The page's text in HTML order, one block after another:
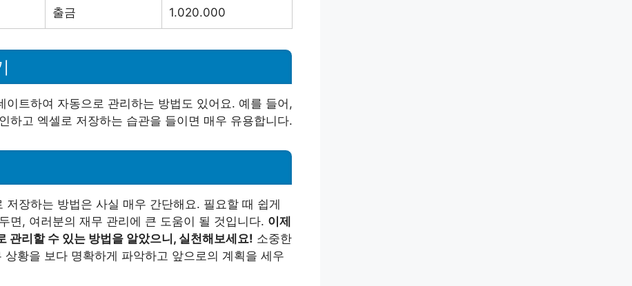
출금 1.020.000
트하여 자동으로 관리하는 방법도 있어요. 예를 들어,
하고 엑셀로 저장하는 습관을 들이면 매우 유용합니다.
장하는 방법은 사실 매우 간단해요. 필요할 때 쉽게
면, 여러분의 재무 관리에 큰 도움이 될 것입니다. 이제
관리할 수 있는 방법을 알았으니, 실천해보세요! 소중한
황을 보다 명확하게 파악하고 앞으로의 계획을 세우